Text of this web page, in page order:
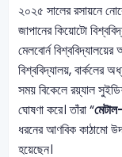
২০২৫ সালের রসায়নে
জাপানের কিয়োটো
মেলবোর্ন
বিশ্ববিদ্যালয়, বার্কলের
সময় বিকেলে রয়্যাল
ঘোষণা করে। তাঁরা “
ধরনের আণবিক কাঠামো
হয়েছেন।